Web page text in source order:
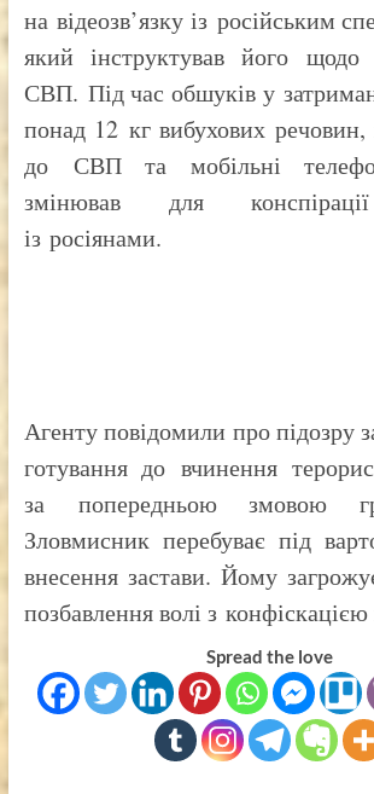
на відеозв’язку із російським
який інструктував його щодо
СВП. Під час обшуків у
понад 12 кг вибухових речовин,
до СВП та мобільні
змінював для
із росіянами.
Агенту повідомили про підозру
готування до вчинення
за попередньою змовою
Зловмисник перебуває під
внесення застави. Йому
позбавлення волі з
Spread the love